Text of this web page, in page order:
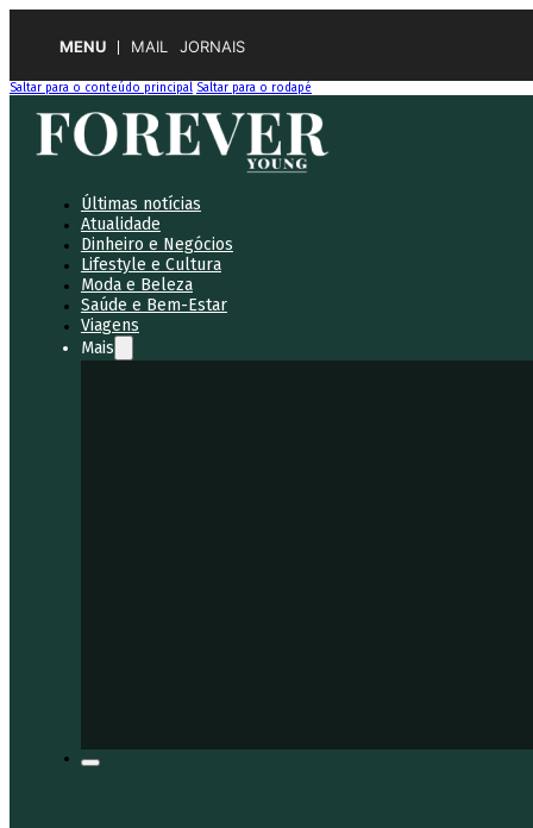
MENU MAIL JORNAIS
Saltar para o conteúdo principal Saltar para o rodapé
Últimas notícias
Atualidade
Dinheiro e Negócios
Lifestyle e Cultura
Moda e Beleza
Saúde e Bem-Estar
Viagens
Mais